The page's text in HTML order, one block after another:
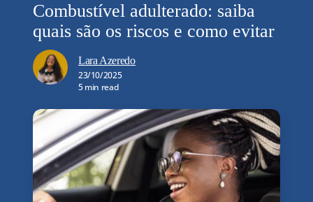
Combustível adulterado: saiba
quais são os riscos e como evitar
Lara Azeredo
23/10/2025
5 min read